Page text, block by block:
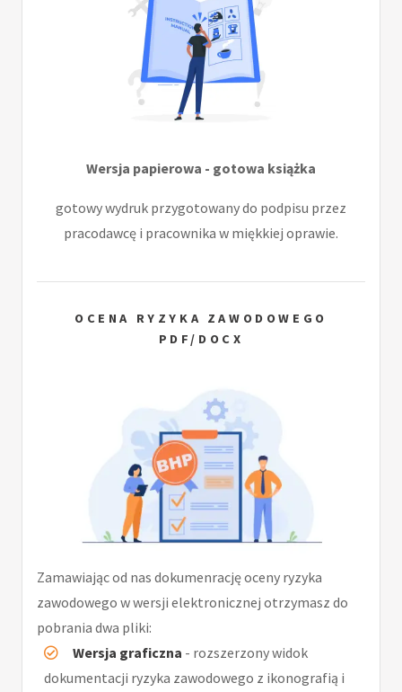
Wersja papierowa - gotowa książka
gotowy wydruk przygotowany do podpisu przez
pracodawcę i pracownika w miękkiej oprawie.
OCENA RYZYKA ZAWODOWEGO
PDF/DOCX
Zamawiając od nas dokumenrację oceny ryzyka
zawodowego w wersji elektronicznej otrzymasz do
pobrania dwa pliki:
Wersja graficzna - rozszerzony widok
dokumentacji ryzyka zawodowego z ikonografią i